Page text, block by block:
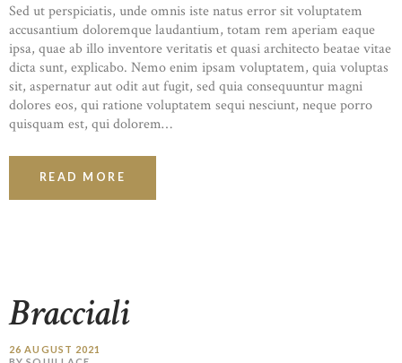
Sed ut perspiciatis, unde omnis iste natus error sit voluptatem
accusantium doloremque laudantium, totam rem aperiam eaque
ipsa, quae ab illo inventore veritatis et quasi architecto beatae vitae
dicta sunt, explicabo. Nemo enim ipsam voluptatem, quia voluptas
sit, aspernatur aut odit aut fugit, sed quia consequuntur magni
dolores eos, qui ratione voluptatem sequi nesciunt, neque porro
quisquam est, qui dolorem…
READ MORE
Bracciali
26 AUGUST 2021